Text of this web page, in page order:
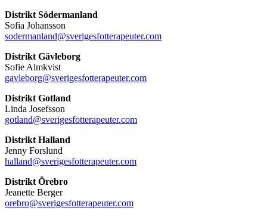
Distrikt Södermanland
Sofia Johansson
sodermanland@sverigesfotterapeuter.com
Distrikt Gävleborg
Sofie Almkvist
gavleborg@sverigesfotterapeuter.com
Distrikt Gotland
Linda Josefsson
gotland@sverigesfotterapeuter.com
Distrikt Halland
Jenny Forslund
halland@sverigesfotterapeuter.com
Distrikt Örebro
Jeanette Berger
orebro@sverigesfotterapeuter.com